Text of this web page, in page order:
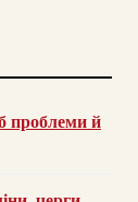
проблеми й